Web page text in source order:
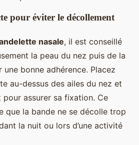
pour éviter le décollement
nasale, il est conseillé
la peau du nez puis de la
bonne adhérence. Placez
au-dessus des ailes du nez et
assurer sa fixation. Ce
que la bande ne se décolle trop
la nuit ou lors d’une activité